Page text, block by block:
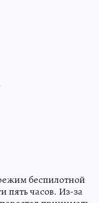
беспилотной
пять часов. Из-за